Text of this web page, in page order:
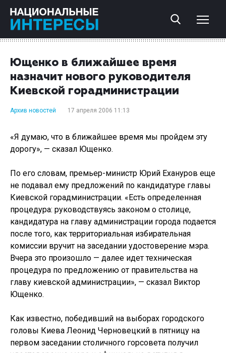
Ющенко в ближайшее время
назначит нового руководителя
Киевской горадминистрации
Архив новостей 17 апреля 2006 11:13
«Я думаю, что в ближайшее время мы пройдем эту
дорогу», — сказал Ющенко.
По его словам, премьер-министр Юрий Ехануров еще
не подавал ему предложений по кандидатуре главы
Киевской горадминистрации. «Есть определенная
процедура: руководствуясь законом о столице,
кандидатура на главу администрации города подается
после того, как территориальная избирательная
комиссии вручит на заседании удостоверение мэра.
Вчера это произошло — далее идет техническая
процедура по предложению от правительства на
главу киевской администрации», — сказал Виктор
Ющенко.
Как известно, победивший на выборах городского
головы Киева Леонид Черновецкий в пятницу на
первом заседании столичного горсовета получил